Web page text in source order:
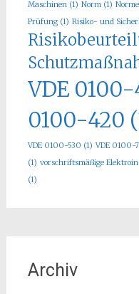
Maschinen(1) Norm(1)
Prüfung(1) Risiko- und
VDE 0100-
0100-420
VDE 0100-530 (1) VDE 0100-
(1) vorschriftsmäßige
(1)
Archiv